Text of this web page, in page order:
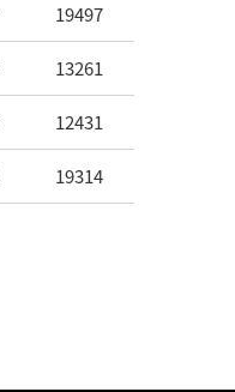
19497
13261
12431
19314